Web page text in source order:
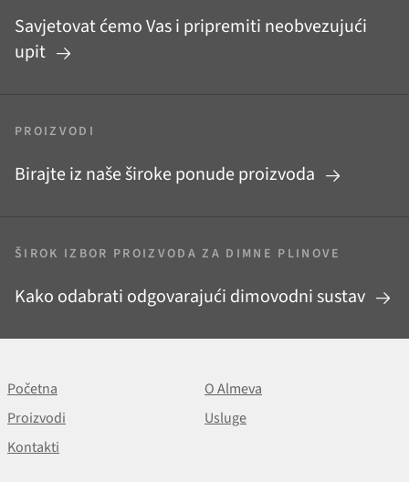
Savjetovat ćemo Vas i pripremiti neobvezujući
upit
PROIZVODI
Birajte iz naše široke ponude proizvoda
ŠIROK IZBOR PROIZVODA ZA DIMNE PLINOVE
Kako odabrati odgovarajući dimovodni sustav
Početna
O Almeva
Proizvodi
Usluge
Kontakti